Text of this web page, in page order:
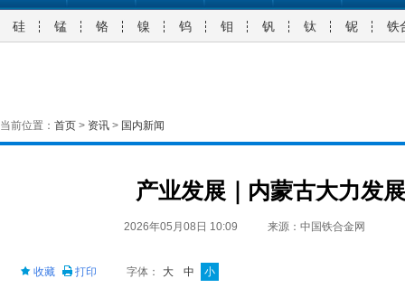
硅 锰 铬 镍 钨 钼 钒 钛 铌 铁
当前位置： 首页 > 资讯 > 国内新闻
产业发展｜内蒙古大力发
2026年05月08日 10:09 来源：中国铁合金网
收藏 打印 字体： 大 中
小